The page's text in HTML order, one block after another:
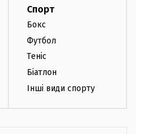
Спорт
Бокс
Футбол
Теніс
Біатлон
Інші види спорту